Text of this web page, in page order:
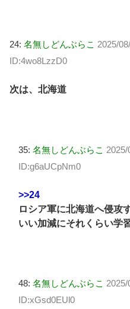
24: 名無しどんぶらこ 2025/
ID:4wo8LzzD0
次は、北海道
35: 名無しどんぶらこ
ID:g6aUCpNm0
>>24
ロシア軍に北海道へ侵攻
いい加減にそれくらい学
48: 名無しどんぶらこ
ID:xGsd0EUl0